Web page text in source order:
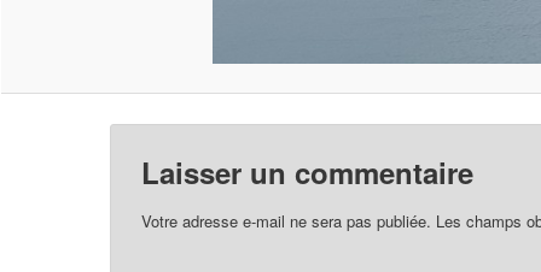
Laisser un commentaire
Votre adresse e-mail ne sera pas publiée. Les champs